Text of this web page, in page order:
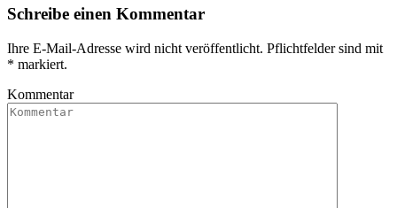
Linkedin
page
opens
in
new
window
E-
Mail
page
opens
new
window
Schreibe einen Kommentar
Ihre E-Mail-Adresse wird nicht veröffentlicht. Pflichtfelder sind mit
* markiert.
Kommentar